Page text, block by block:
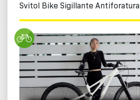
Svitol Bike Sigillante Antiforatura